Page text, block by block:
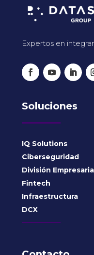
Expertos en
Soluciones
IQ Solutions
Ciberseguridad
División
Fintech
Infraestructura
DCX